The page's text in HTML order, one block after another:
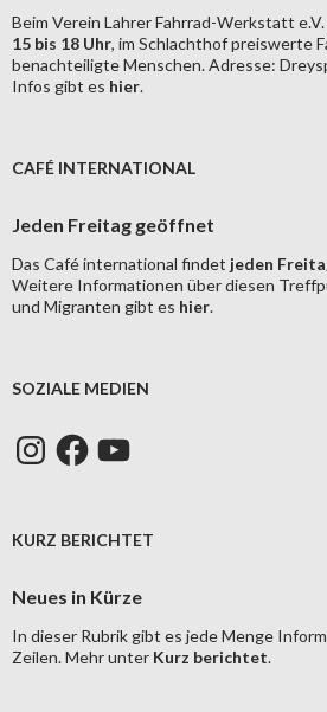
Beim Verein Lahrer Fahrrad-Werkstatt
15 bis 18 Uhr, im Schlachthof preiswerte
benachteiligte Menschen. Adresse:
Infos gibt es hier.
CAFÉ INTERNATIONAL
Jeden Freitag geöffnet
Das Café international findet jeden
Weitere Informationen über diesen
und Migranten gibt es hier.
SOZIALE MEDIEN
InstagramFacebookYouTube
KURZ BERICHTET
Neues in Kürze
In dieser Rubrik gibt es jede Menge
Zeilen. Mehr unter Kurz berichtet.